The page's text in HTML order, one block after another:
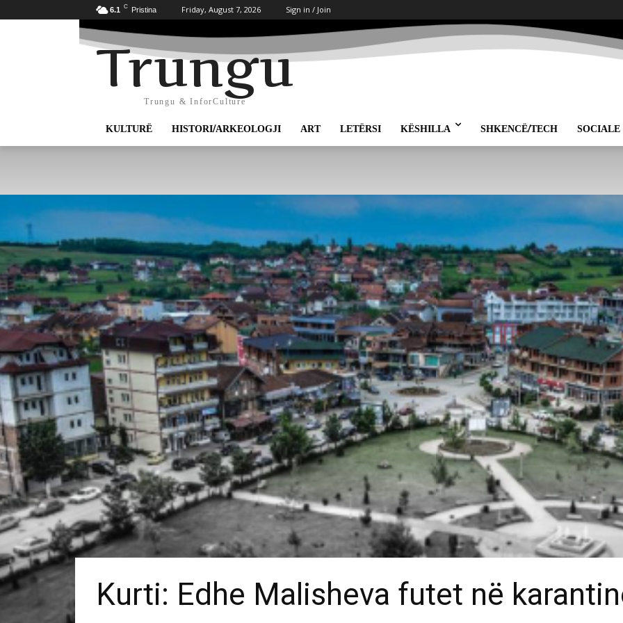
6.1 C Pristina Friday, August 7, 2026 Sign in / Join
Trungu
Trungu & InforCulture
KULTURË HISTORI/ARKEOLOGJI ART LETËRSI KËSHILLA SHKENCË/TECH SOCIALE
Kurti: Edhe Malisheva futet në